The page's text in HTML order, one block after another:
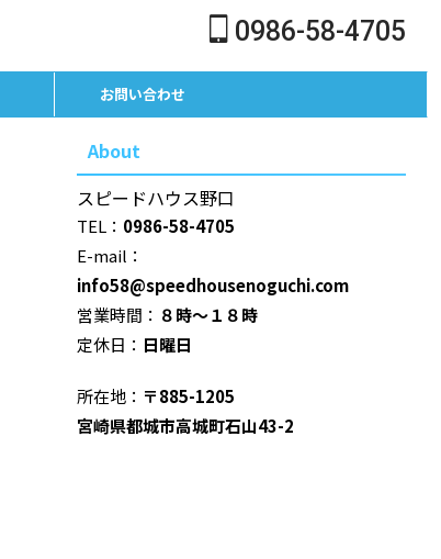
0986-58-4705
お問い合わせ
About
スピードハウス野口
TEL： 0986-58-4705
E-mail：
info58@speedhousenoguchi.com
営業時間： ８時～１８時
定休日： 日曜日
所在地： 〒885-1205
宮崎県都城市高城町石山43-2